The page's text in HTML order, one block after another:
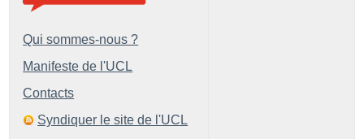
Qui sommes-nous ?
Manifeste de l'UCL
Contacts
Syndiquer le site de l'UCL